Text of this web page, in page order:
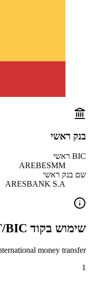
בנק ראשי
BIC ראשי
AREBESMM
שם בנק ראשי
ARESBANK S.A
שימוש בקוד SWIFT/BIC זה
money transfer
1